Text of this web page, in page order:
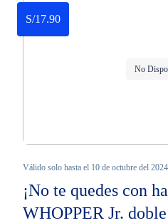
S/17.90
No
Válido solo hasta el 10 de octubre del 2024
¡No te quedes con
WHOPPER Jr.